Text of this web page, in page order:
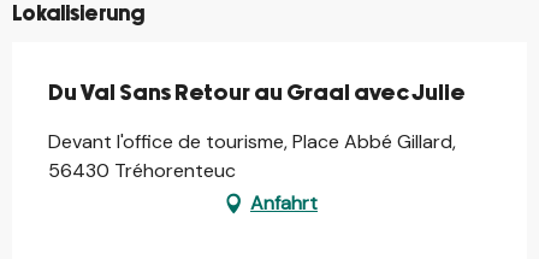
Lokalisierung
Du Val Sans Retour au Graal avec Julie
Devant l'office de tourisme, Place Abbé Gillard,
56430 Tréhorenteuc
Anfahrt